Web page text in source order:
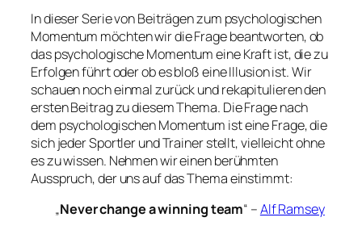
In dieser Serie von Beiträgen zum psychologischen
Momentum möchten wir die Frage beantworten, ob
das psychologische Momentum eine Kraft ist, die zu
Erfolgen führt oder ob es bloß eine Illusion ist. Wir
schauen noch einmal zurück und rekapitulieren den
ersten Beitrag zu diesem Thema. Die Frage nach
dem psychologischen Momentum ist eine Frage, die
sich jeder Sportler und Trainer stellt, vielleicht ohne
es zu wissen. Nehmen wir einen berühmten
Ausspruch, der uns auf das Thema einstimmt:
„Never change a winning team“ –Alf Ramsey